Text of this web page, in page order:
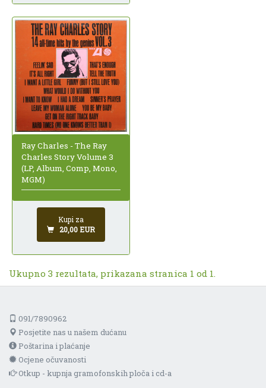
Ray Charles - The Ray
Charles Story Volume 3
(LP, Album, Comp, Mono,
MGM)
Kupi za
20,00 EUR
Ukupno 3 rezultata, prikazana stranica 1 od 1.
091/7890962
Posjetite nas u našem dućanu
Poštarina i plaćanje
Ocjene očuvanosti
Otkup - kupnja gramofonskih ploča i cd-a